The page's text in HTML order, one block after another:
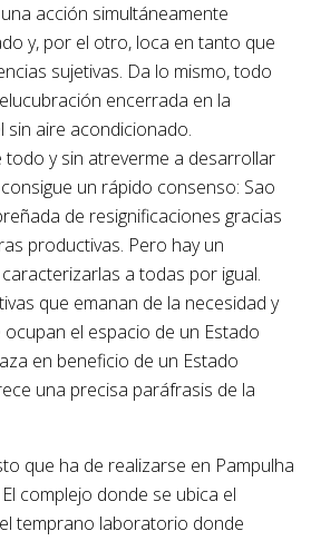
acción simultáneamente
y, por el otro, loca en tanto que
sujetivas. Da lo mismo, todo
encerrada en la
sin aire acondicionado.
todo y sin atreverme a desarrollar
un rápido consenso: Sao
de resignificaciones gracias
productivas. Pero hay un
a todas por igual.
que emanan de la necesidad y
el espacio de un Estado
en beneficio de un Estado
una precisa paráfrasis de la
que ha de realizarse en Pampulha
complejo donde se ubica el
temprano laboratorio donde